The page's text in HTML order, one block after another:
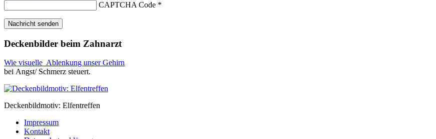
CAPTCHA Code *
Deckenbilder beim Zahnarzt
Wie visuelle Ablenkung unser Gehirn
bei Angst/ Schmerz steuert.
Deckenbildmotiv: Elfentreffen
Impressum
Kontakt